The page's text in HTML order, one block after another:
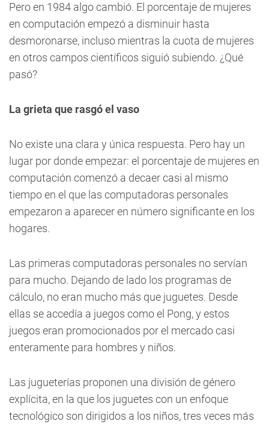
Pero en 1984 algo cambió. El porcentaje de mujeres
en computación empezó a disminuir hasta
desmoronarse, incluso mientras la cuota de mujeres
en otros campos científicos siguió subiendo. ¿Qué
pasó?
La grieta que rasgó el vaso
No existe una clara y única respuesta. Pero hay un
lugar por donde empezar: el porcentaje de mujeres en
computación comenzó a decaer casi al mismo
tiempo en el que las computadoras personales
empezaron a aparecer en número significante en los
hogares.
Las primeras computadoras personales no servían
para mucho. Dejando de lado los programas de
cálculo, no eran mucho más que juguetes. Desde
ellas se accedía a juegos como el Pong, y estos
juegos eran promocionados por el mercado casi
enteramente para hombres y niños.
Las jugueterías proponen una división de género
explícita, en la que los juguetes con un enfoque
tecnológico son dirigidos a los niños, tres veces más